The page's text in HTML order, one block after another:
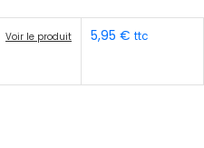
Voir le produit 5,95 € ttc